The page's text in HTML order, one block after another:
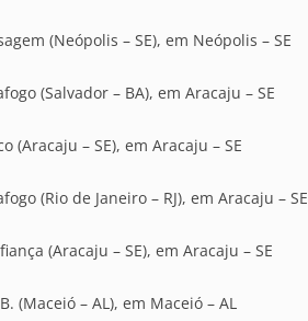
(Neópolis – SE), em Neópolis – SE
(Salvador – BA), em Aracaju – SE
(Aracaju – SE), em Aracaju – SE
(Rio de Janeiro – RJ), em Aracaju – SE
(Aracaju – SE), em Aracaju – SE
(Maceió – AL), em Maceió – AL